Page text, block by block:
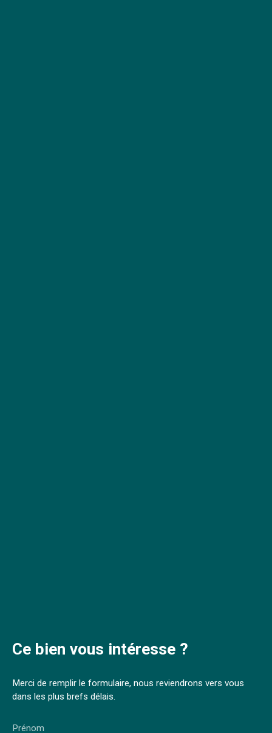
Ce bien vous intéresse ?
Merci de remplir le formulaire, nous reviendrons vers vous
dans les plus brefs délais.
Prénom